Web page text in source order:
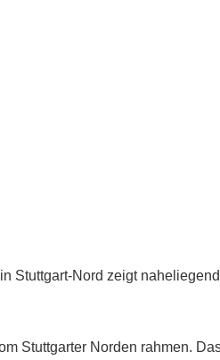
Stuttgart-Nord zeigt
Stuttgarter Norden rahmen.